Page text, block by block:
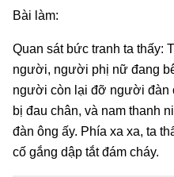
Bài làm:
Quan sát bức tranh ta thấy:
người, người phị nữ đang
người còn lại đỡ người đàn
bị đau chân, và nam thanh
đàn ông ấy. Phía xa xa, ta
cố gắng dập tắt đám cháy.